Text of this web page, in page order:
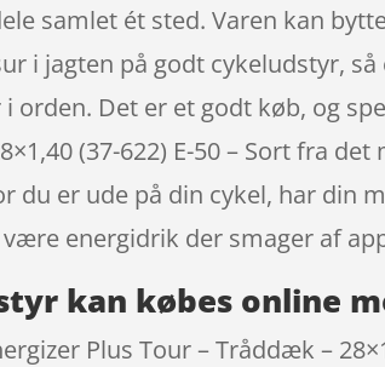
samlet ét sted. Varen kan
i jagten på godt cykeludstyr,
orden. Det er et godt køb, og
(37-622) E-50 – Sort fra
du er ude på din cykel, har din
energidrik der smager af
kan købes online
Plus Tour – Tråddæk –